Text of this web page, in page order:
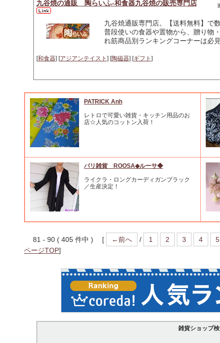
九谷焼の通販 陶らいふ-和食器九谷焼の販売専門店
九谷焼通販専門店。【送料無料】で
普段使いの食器や置物から、贈り物
れ筋商品別ランキングコーナーは必
[和食器] [アジアンテイスト ] [陶磁器] [ギフト ]
PATRICK Anh
レトロで可愛い雑貨・キッチン用品のお
店☆人気のコットン入荷！
バリ雑貨 ROOSA◆ルーサ◆
ライクラ・ロングカーディガンブラック
／生産決定！
81 - 90 ( 405 件中 ) [ ←前へ / 1 2 3 4
5
ページTOP]
雑貨ショップ